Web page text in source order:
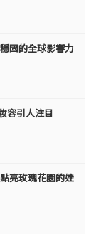
固的全球影響力
容引人注目
亮玫瑰花園的娃